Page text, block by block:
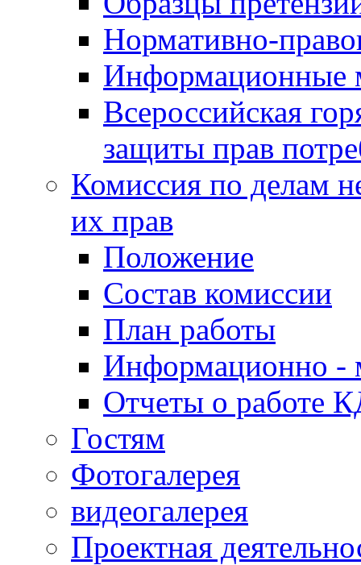
Нормативно-
Информационные
Всероссийская
защиты прав
Комиссия по делам
их прав
Положение
Состав комиссии
План работы
Информационно -
Отчеты о работе
Гостям
Фотогалерея
видеогалерея
Проектная